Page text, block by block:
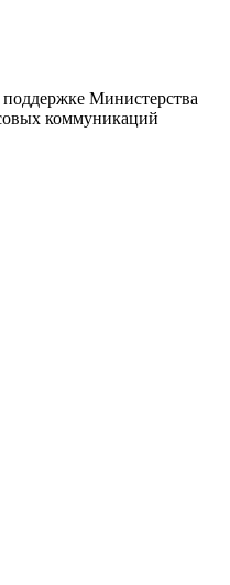
Министерства
коммуникаций